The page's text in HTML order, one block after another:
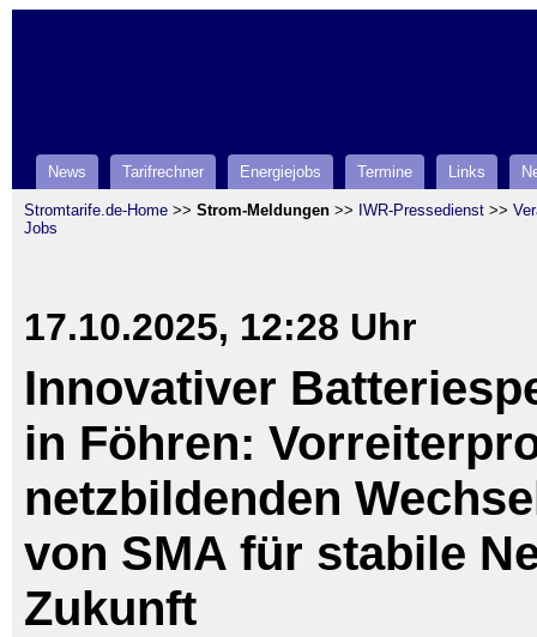
News Tarifrechner Energiejobs Termine Links
Stromtarife.de-Home >> Strom-Meldungen >> IWR-Pressedienst >>
Jobs
17.10.2025, 12:28 Uhr
Innovativer
in Föhren:
netzbildenden
von SMA für stabile
Zukunft